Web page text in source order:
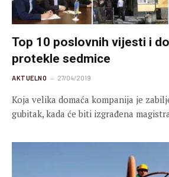
Top 10 poslovnih vijesti i
protekle sedmice
AKTUELNO 27/04/2019
Koja velika domaća kompanija je
gubitak, kada će biti izgrađena